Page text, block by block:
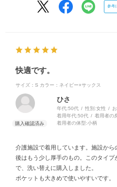
参考
快適です。
サイズ：S カラー：ネイビー×サックス
ひさ
年代:50代 性別:女性
着用年代:50代 着用者の
着用者の体型:小柄
介護施設で着用しています。施設から
後はもう少し厚手のもの。このタイ
で、洗い替えに購入しました。
ポケットも大きめで使いやすいです。